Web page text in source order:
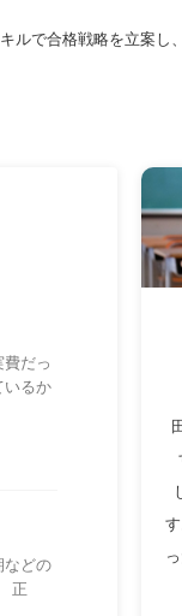
で合格戦略を立案し
だっ
いるか
などの
正